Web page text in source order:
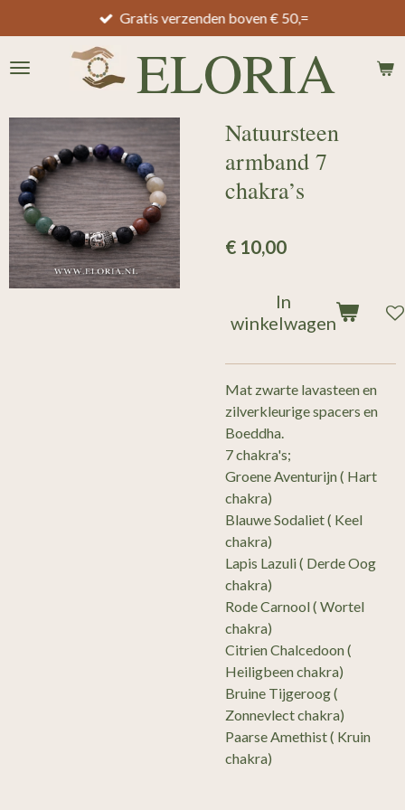
direct
naar
ELORIA
Gratis verzenden boven € 50,=
Natuursteen
armband 7
chakra’s
€ 10,00
In
winkelwagen
Mat zwarte lavasteen en
zilverkleurige spacers en
Boeddha.
7 chakra's;
Groene Aventurijn ( Hart
chakra)
Blauwe Sodaliet ( Keel
chakra)
Lapis Lazuli ( Derde Oog
chakra)
Rode Carnool ( Wortel
chakra)
Citrien Chalcedoon (
Heiligbeen chakra)
Bruine Tijgeroog (
Zonnevlect chakra)
Paarse Amethist ( Kruin
chakra)